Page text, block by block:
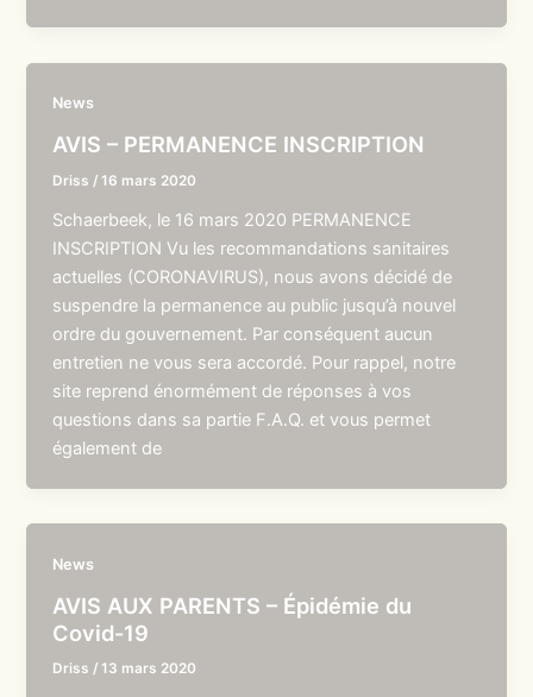
News
AVIS – PERMANENCE INSCRIPTION
Driss /16 mars 2020
Schaerbeek, le 16 mars 2020 PERMANENCE
INSCRIPTION Vu les recommandations sanitaires
actuelles (CORONAVIRUS), nous avons décidé de
suspendre la permanence au public jusqu’à nouvel
ordre du gouvernement. Par conséquent aucun
entretien ne vous sera accordé. Pour rappel, notre
site reprend énormément de réponses à vos
questions dans sa partie F.A.Q. et vous permet
également de
News
AVIS AUX PARENTS – Épidémie du
Covid-19
Driss /13 mars 2020